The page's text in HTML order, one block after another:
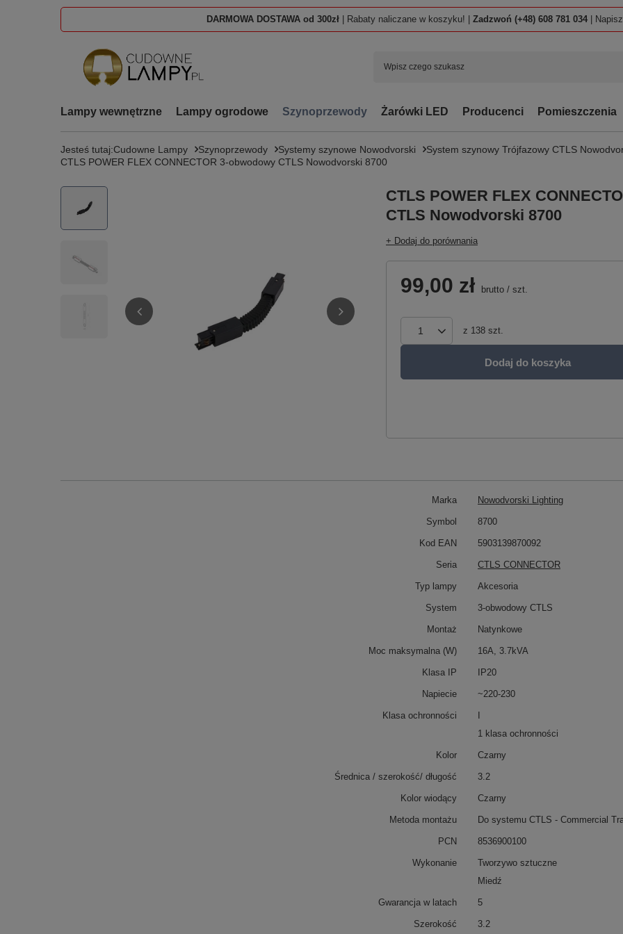
DARMOWA DOSTAWA od 300zł | Rabaty naliczane w koszyku! | Zadzwoń (+48) 608 781 034 |
Lampy wewnętrzne Lampy ogrodowe Szynoprzewody Żarówki LED Producenci Pomieszczenia
Jesteś tutaj:Cudowne Lampy Szynoprzewody Systemy szynowe Nowodvorski
System szynowy Trójfazowy CTLS
CTLS POWER FLEX CONNECTOR 3-obwodowy CTLS Nowodvorski 8700
CTLS POWER FLEX
CTLS Nowodvorski 8700
+ Dodaj do porównania
99,00 zł brutto / szt.
z 138 szt.
Dodaj do koszyka
Marka Nowodvorski Lighting
Symbol 8700
Kod EAN 5903139870092
Seria CTLS CONNECTOR
Typ lampy Akcesoria
System 3-obwodowy CTLS
Montaż Natynkowe
Moc maksymalna (W) 16A, 3.7kVA
Klasa IP IP20
Napiecie ~220-230
Klasa ochronności
1 klasa ochronności
Kolor Czarny
Średnica / szerokość/ długość 3.2
Kolor wiodący Czarny
Metoda montażu Do systemu CTLS - Commercial
PCN 8536900100
Wykonanie
Tworzywo sztuczne
Miedź
Gwarancja w latach 5
Szerokość 3.2